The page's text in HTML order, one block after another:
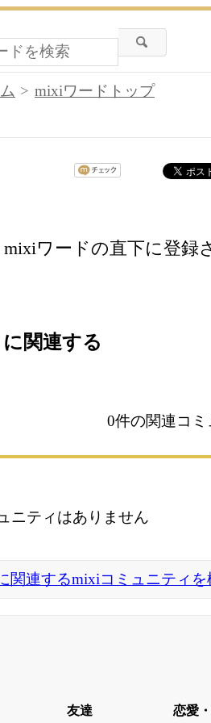
mixiワードトップ
ワードの直下に登録
関連する
0件の関連コミ
ニティはありません
関連するmixiコミュニティを
友達 恋愛